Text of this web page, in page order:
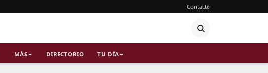
Contacto
MÁS DIRECTORIO TU DÍA